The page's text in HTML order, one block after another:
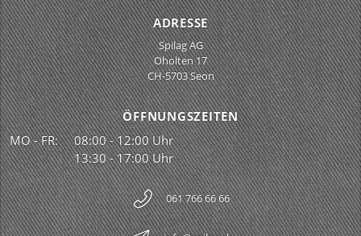
ADRESSE
Spilag AG
Oholten 17
CH-5703 Seon
ÖFFNUNGSZEITEN
MO - FR:
08:00 - 12:00 Uhr
13:30 - 17:00 Uhr
061 766 66 66